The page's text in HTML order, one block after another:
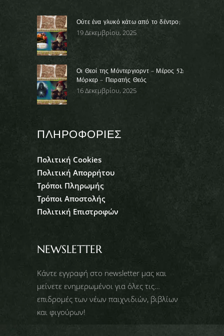
Ούτε ένα γλυκό κάτω από το δέντρο;
19 Δεκεμβρίου, 2025
Οι Θεοί της Μόντεργιορντ – Μέρος 52:
Μόρκερ – Πειρατής Θεός
16 Δεκεμβρίου, 2025
ΠΛΗΡΟΦΟΡΙΕΣ
Πολιτική Cookies
Πολιτική Απορρήτου
Τρόποι Πληρωμής
Τρόποι Αποστολής
Πολιτική Επιστροφών
NEWSLETTER
Κάντε εγγραφή στο newsletter μας και
μείνετε ενημερωμένοι για όλες τις…
επιδρομές των νέων παιχνιδιών, βιβλίων
και φιγούρων!